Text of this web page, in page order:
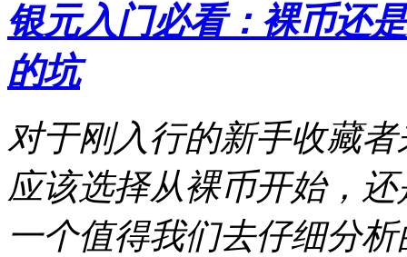
银元入门必看：裸币还
的坑
对于刚入行的新手收藏
应该选择从裸币开始，
一个值得我们去仔细分